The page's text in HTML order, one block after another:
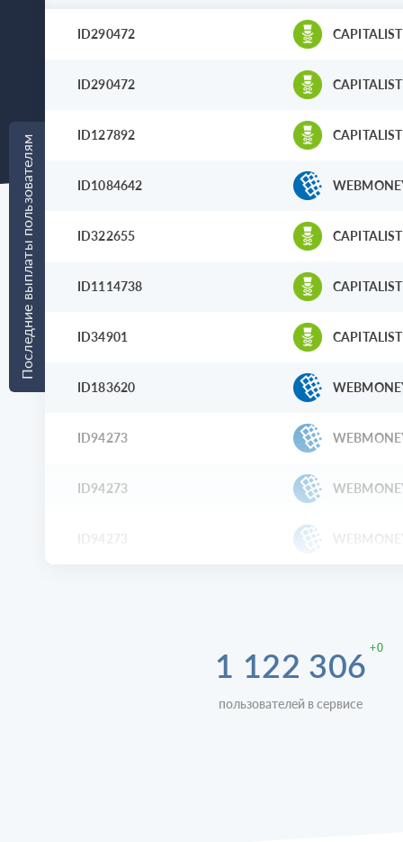
Последние выплаты пользователям
ID290472 CAPITALIST
ID290472 CAPITALIST
ID127892 CAPITALIST
ID1084642
ID322655 CAPITALIST
ID1114738 CAPITALIST
ID34901 CAPITALIST
ID183620
ID94273
ID94273
1 122 306 +0
пользователей в сервисе